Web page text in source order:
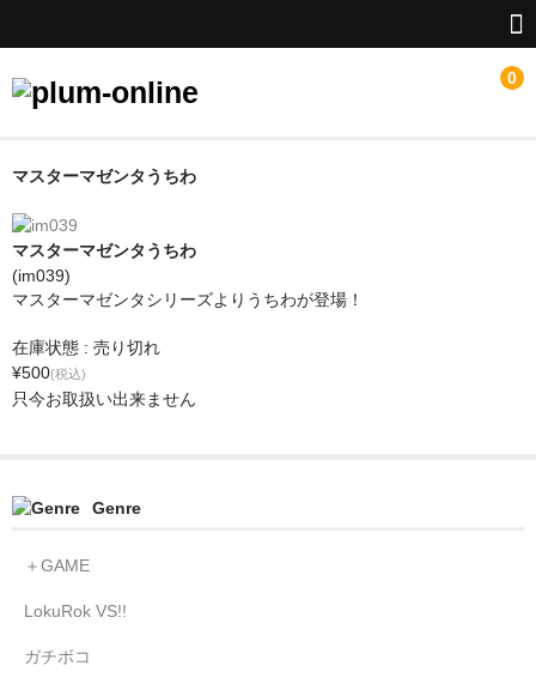
0
HOME
LINEUP
新特撮シーズン3応援
源-minamoto-銀灰の時旅人
井上正大ｘ永田聖一朗
マスターマゼンタうちわ
マスターマゼンタうちわ
(im039)
マスターマゼンタシリーズよりうちわが登場！
在庫状態 : 売り切れ
¥500(税込)
只今お取扱い出来ません
Genre
＋GAME
LokuRok VS!!
ガチボコ